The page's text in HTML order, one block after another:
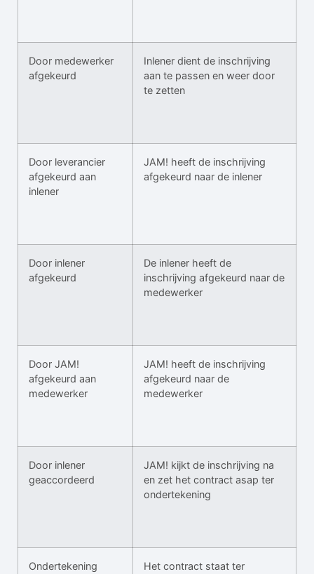
Door medewerker
afgekeurd
Inlener dient de inschrijving
aan te passen en weer door
te zetten
Door leverancier
afgekeurd aan
inlener
JAM! heeft de inschrijving
afgekeurd naar de inlener
Door inlener
afgekeurd
De inlener heeft de
inschrijving afgekeurd naar de
medewerker
Door JAM!
afgekeurd aan
medewerker
JAM! heeft de inschrijving
afgekeurd naar de
medewerker
Door inlener
geaccordeerd
JAM! kijkt de inschrijving na
en zet het contract asap ter
ondertekening
Ondertekening
Het contract staat ter